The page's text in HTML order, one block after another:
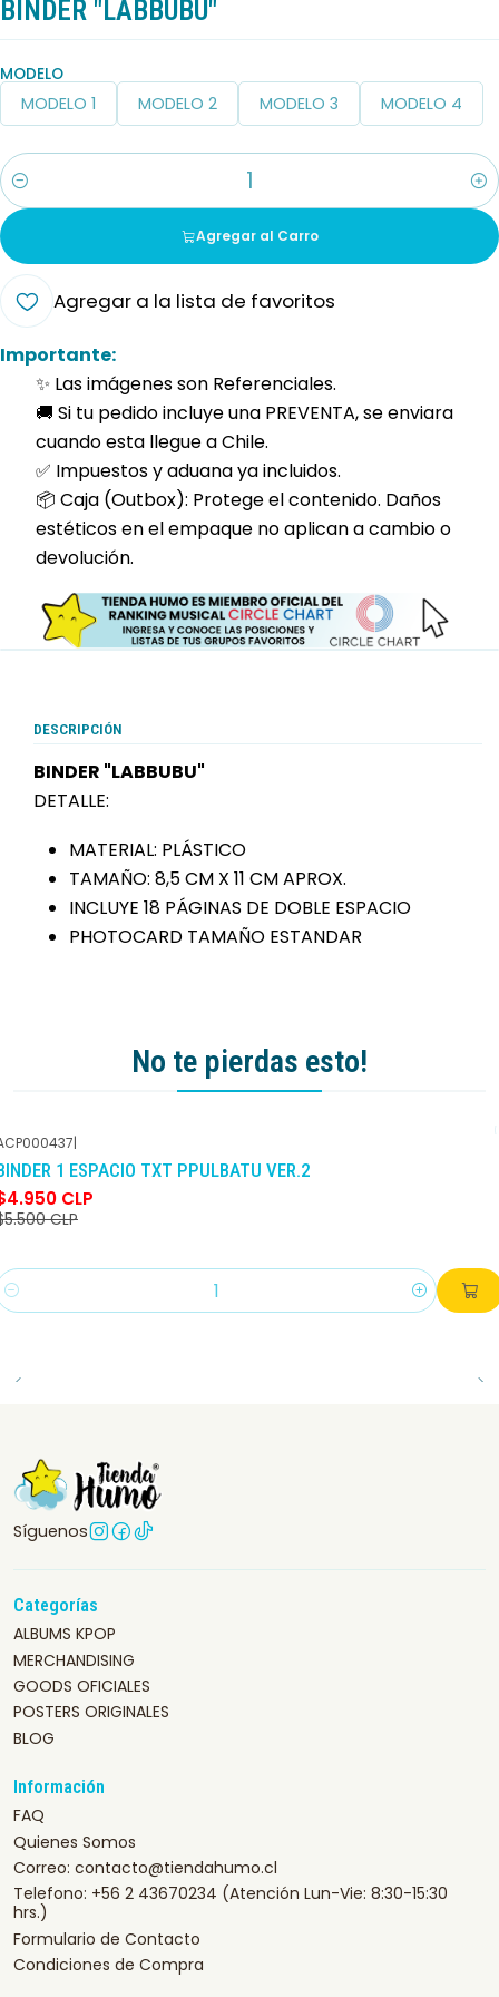
BINDER "LABBUBU"
MODELO
MODELO 1 MODELO 2 MODELO 3 MODELO 4
Cantidad
Agregar al Carro
Agregar a la lista de favoritos
Importante:
✨ Las imágenes son Referenciales.
🚚 Si tu pedido incluye una PREVENTA, se enviara
cuando esta llegue a Chile.
✅ Impuestos y aduana ya incluidos.
📦 Caja (Outbox): Protege el contenido. Daños
estéticos en el empaque no aplican a cambio o
devolución.
DESCRIPCIÓN
BINDER "LABBUBU"
DETALLE:
MATERIAL: PLÁSTICO
TAMAÑO: 8,5 CM X 11 CM APROX.
INCLUYE 18 PÁGINAS DE DOBLE ESPACIO
PHOTOCARD TAMAÑO ESTANDAR
No te pierdas esto!
-10% DCTO
|
1 ESPACIO TXT PPULBATU VER.2
CLP
CLP
Síguenos
Categorías
ALBUMS KPOP
MERCHANDISING
GOODS OFICIALES
POSTERS ORIGINALES
BLOG
Información
FAQ
Quienes Somos
Correo: contacto@tiendahumo.cl
Telefono: +56 2 43670234 (Atención Lun-Vie: 8:30-15:30
hrs.)
Formulario de Contacto
Condiciones de Compra